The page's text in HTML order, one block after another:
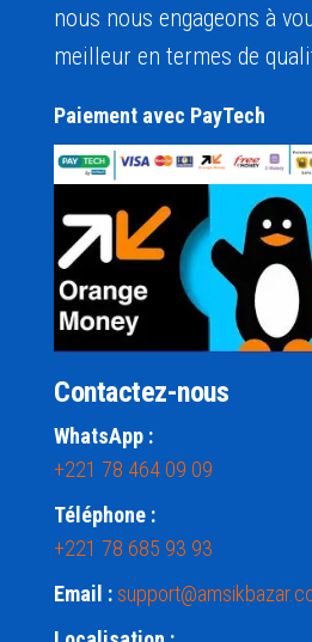
nous nous engageons à
meilleur en termes de
Paiement avec PayTech
Contactez-nous
WhatsApp :
+221 78 464 09 09
Téléphone :
+221 78 685 93 93
Email :